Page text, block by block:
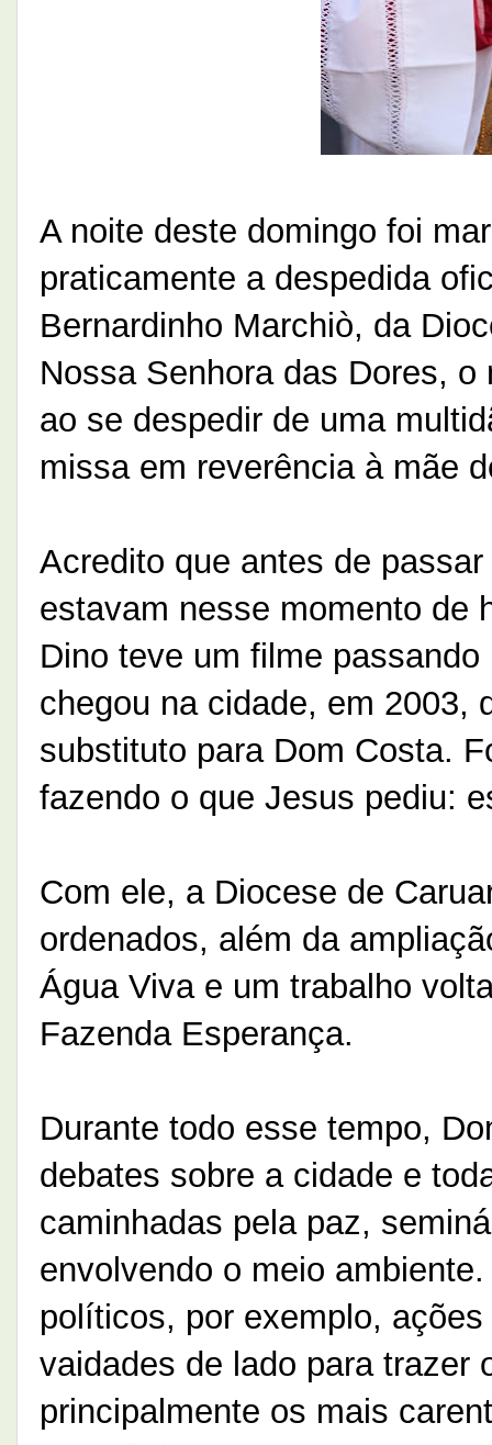
A noite deste domingo foi
praticamente a despedida
Bernardinho Marchiò, da
Nossa Senhora das Dores,
ao se despedir de uma
missa em reverência à mãe
Acredito que antes de
estavam nesse momento de
Dino teve um filme
chegou na cidade, em 2003,
substituto para Dom Costa.
fazendo o que Jesus pediu:
Com ele, a Diocese de
ordenados, além da
Água Viva e um trabalho
Fazenda Esperança.
Durante todo esse tempo,
debates sobre a cidade e
caminhadas pela paz,
envolvendo o meio
políticos, por exemplo,
vaidades de lado para trazer
principalmente os mais